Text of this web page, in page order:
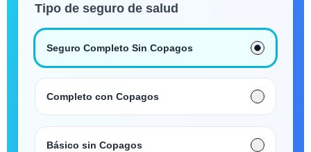
Tipo de seguro de salud
Seguro Completo Sin Copagos
Completo con Copagos
Básico sin Copagos